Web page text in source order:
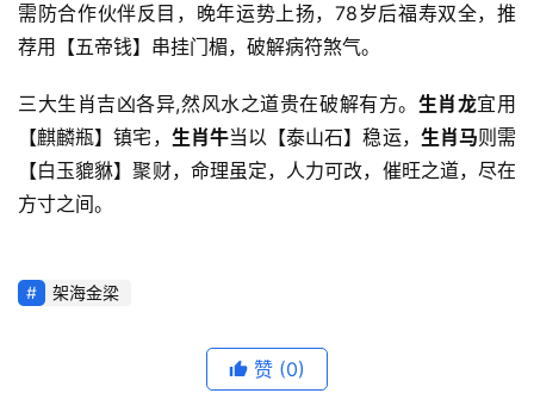
需防合作伙伴反目，晚年运势上扬，78岁后福寿双全，推
荐用【五帝钱】串挂门楣，破解病符煞气。
三大生肖吉凶各异,然风水之道贵在破解有方。 生肖龙宜用
【麒麟瓶】镇宅， 生肖牛当以【泰山石】稳运， 生肖马则需
【白玉貔貅】聚财，命理虽定，人力可改，催旺之道，尽在
方寸之间。
架海金梁
赞 (0)